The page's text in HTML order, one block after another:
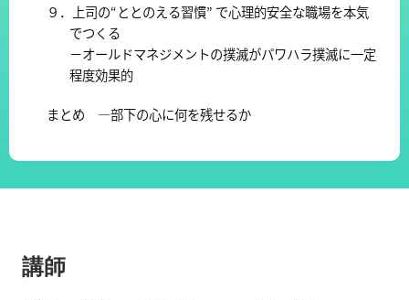
９．上司の“ととのえる習慣” で心理的安全な職場を本気
でつくる
－オールドマネジメントの撲滅がパワハラ撲滅に一定
程度効果的
まとめ ―部下の心に何を残せるか
講師